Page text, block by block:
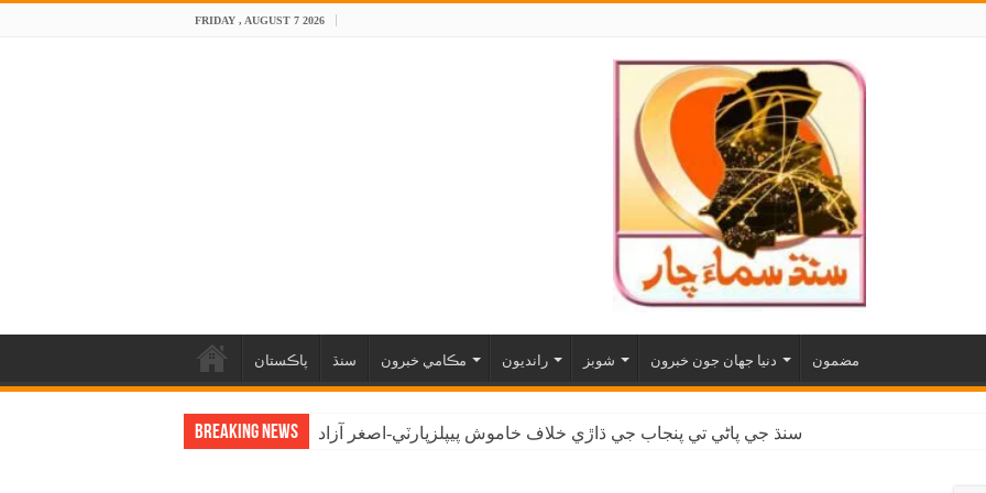
FRIDAY , AUGUST 7 2026
پاڪستان سنڌ مڪامي خبرون رانديون شوبز دنيا جهان جون خبرون مضمون
Breaking News سنڌ جي پاڻي تي پنجاب جي ڌاڙي خلاف خاموش پيپلزپارٽي-اصغر آزاد